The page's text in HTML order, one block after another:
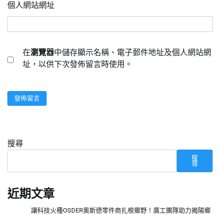
個人網站網址
在瀏覽器中儲存顯示名稱、電子郵件地址及個人網站網
址，以供下次發佈留言時使用。
搜尋
搜
尋
近期文章
讓科技火種OSDER奧斯德零件商扎根鄉野！廣工團隊助力揭陽鄉